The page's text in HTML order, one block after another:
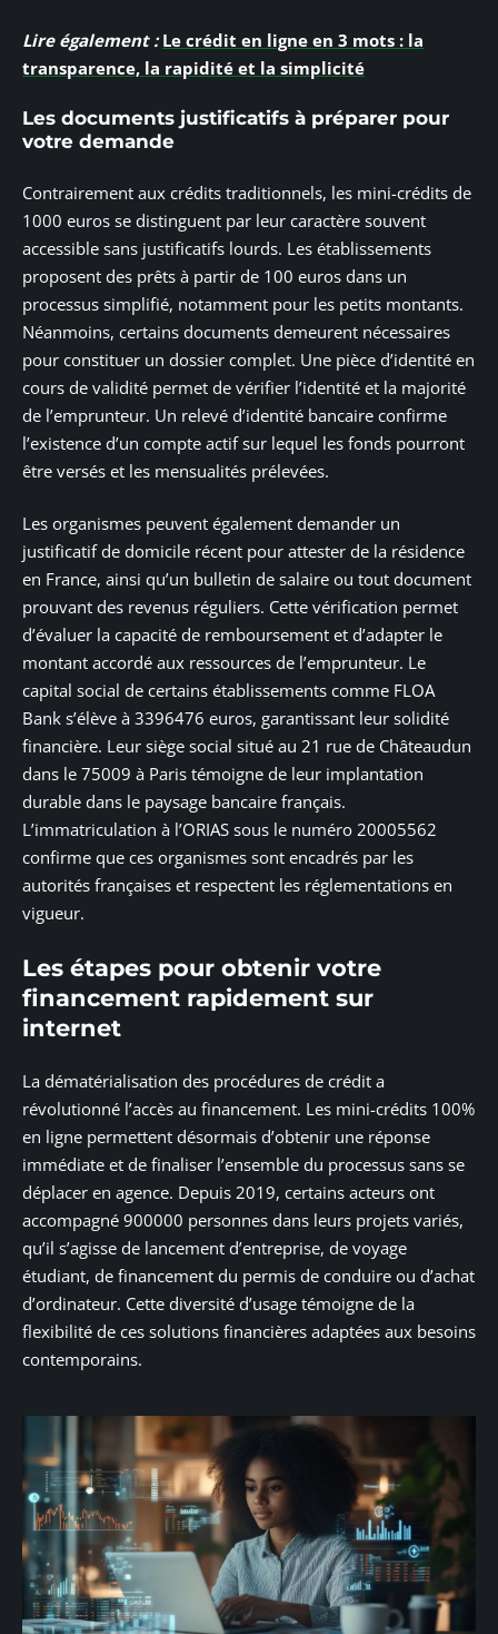
Lire également : Le crédit en ligne en 3 mots : la
transparence, la rapidité et la simplicité
Les documents justificatifs à préparer pour
votre demande
Contrairement aux crédits traditionnels, les mini-crédits de
1000 euros se distinguent par leur caractère souvent
accessible sans justificatifs lourds. Les établissements
proposent des prêts à partir de 100 euros dans un
processus simplifié, notamment pour les petits montants.
Néanmoins, certains documents demeurent nécessaires
pour constituer un dossier complet. Une pièce d’identité en
cours de validité permet de vérifier l’identité et la majorité
de l’emprunteur. Un relevé d’identité bancaire confirme
l’existence d’un compte actif sur lequel les fonds pourront
être versés et les mensualités prélevées.
Les organismes peuvent également demander un
justificatif de domicile récent pour attester de la résidence
en France, ainsi qu’un bulletin de salaire ou tout document
prouvant des revenus réguliers. Cette vérification permet
d’évaluer la capacité de remboursement et d’adapter le
montant accordé aux ressources de l’emprunteur. Le
capital social de certains établissements comme FLOA
Bank s’élève à 3396476 euros, garantissant leur solidité
financière. Leur siège social situé au 21 rue de Châteaudun
dans le 75009 à Paris témoigne de leur implantation
durable dans le paysage bancaire français.
L’immatriculation à l’ORIAS sous le numéro 20005562
confirme que ces organismes sont encadrés par les
autorités françaises et respectent les réglementations en
vigueur.
Les étapes pour obtenir votre
financement rapidement sur
internet
La dématérialisation des procédures de crédit a
révolutionné l’accès au financement. Les mini-crédits 100%
en ligne permettent désormais d’obtenir une réponse
immédiate et de finaliser l’ensemble du processus sans se
déplacer en agence. Depuis 2019, certains acteurs ont
accompagné 900000 personnes dans leurs projets variés,
qu’il s’agisse de lancement d’entreprise, de voyage
étudiant, de financement du permis de conduire ou d’achat
d’ordinateur. Cette diversité d’usage témoigne de la
flexibilité de ces solutions financières adaptées aux besoins
contemporains.